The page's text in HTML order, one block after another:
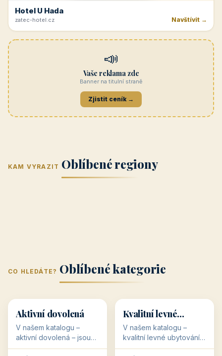
Hotel U Hada
zatec-hotel.cz Navštívit →
📣
Vaše reklama zde
Banner na titulní straně
Zjistit ceník →
KAM VYRAZIT Oblíbené regiony
(Jihomoravský
kraj)
kraj)
Zlínský kraj Žilinský
Karlovarský
Střední Čechy
(Středočeský
CO HLEDÁTE? Oblíbené kategorie
🥾 36 objektů
Aktivní dovolená
V našem katalogu –
aktivní dovolená – jsou
pro Vás připraveny
💰
💰
34 objektů
Kvalitní levné
ubytování
V našem katalogu –
kvalitní levné ubytování –
jsou pro Vás připraveny